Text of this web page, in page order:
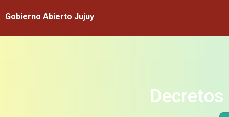
Gobierno Abierto Jujuy